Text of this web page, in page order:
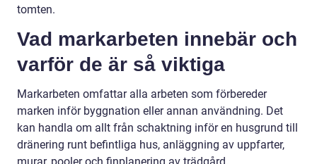
tomten.
Vad markarbeten innebär och
varför de är så viktiga
Markarbeten omfattar alla arbeten som förbereder
marken inför byggnation eller annan användning. Det
kan handla om allt från schaktning inför en husgrund till
dränering runt befintliga hus, anläggning av uppfarter,